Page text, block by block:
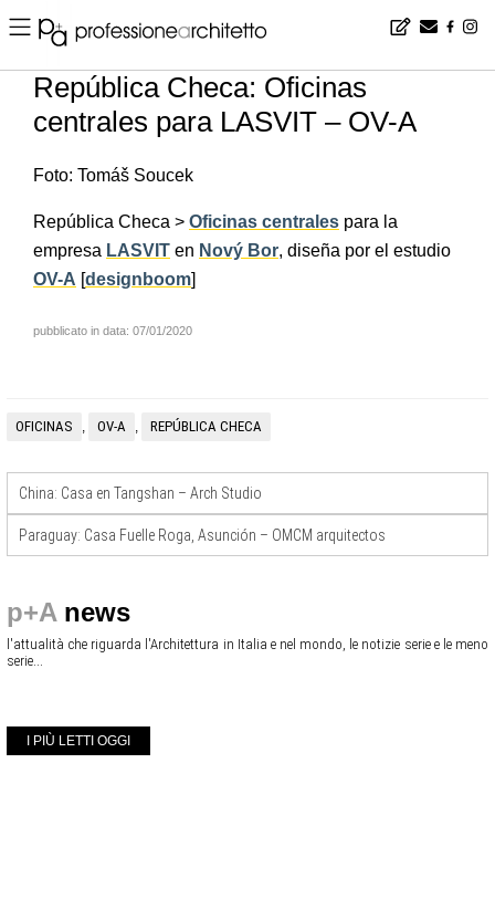
Home ▪ news ▪ es ▪ República Checa: Oficinas centrales para LASVIT – OV-A
República Checa: Oficinas
centrales para LASVIT – OV-A
Foto: Tomáš Soucek
República Checa > Oficinas centrales para la
empresa LASVIT en Nový Bor, diseña por el estudio
OV-A [designboom]
pubblicato in data: 07/01/2020
OFICINAS , OV-A , REPÚBLICA CHECA
China: Casa en Tangshan – Arch Studio
Paraguay: Casa Fuelle Roga, Asunción – OMCM arquitectos
p+A news
l'attualità che riguarda l'Architettura in Italia e nel mondo, le notizie serie e le meno
serie...
I PIÙ LETTI OGGI